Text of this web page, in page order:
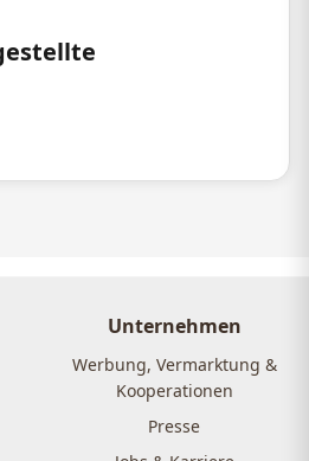
Unternehmen
Werbung, Vermarktung &
Kooperationen
Presse